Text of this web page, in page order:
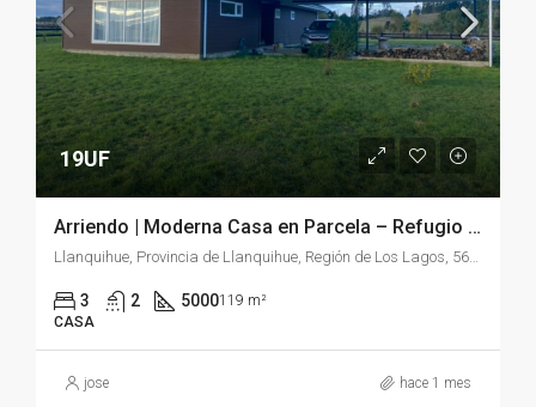
19UF
Arriendo | Moderna Casa en Parcela – Refugio del Llanquihue | Llanquihue
3 2 5000119 m²
CASA
jose hace 1 mes